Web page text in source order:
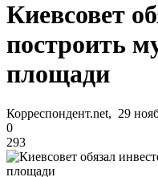
Киевсовет
построить
площади
Корреспондент.net, 29
0
293